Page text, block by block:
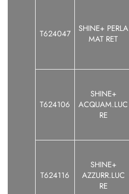
T624047
SHINE+ PERLA
MAT RET
T624106
SHINE+
ACQUAM.LUC
RE
T624116
SHINE+
AZZURR.LUC
RE